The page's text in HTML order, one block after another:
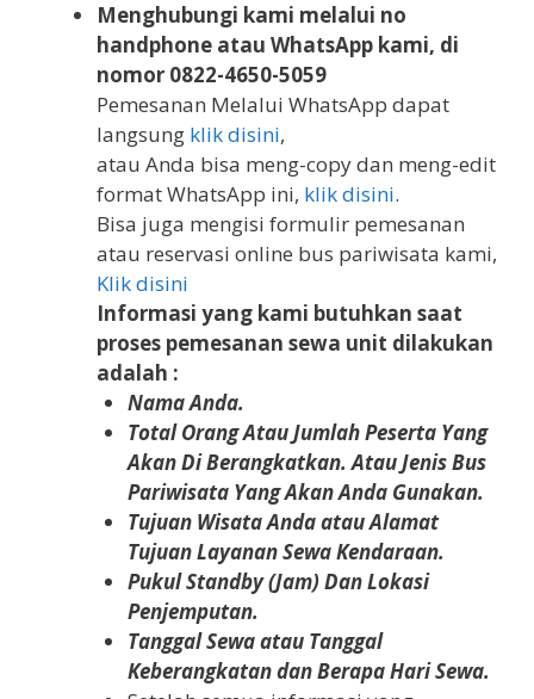
Menghubungi kami melalui no
handphone atau WhatsApp kami, di
nomor 0822-4650-5059
Pemesanan Melalui WhatsApp dapat
langsung klik disini,
atau Anda bisa meng-copy dan meng-edit
format WhatsApp ini, klik disini.
Bisa juga mengisi formulir pemesanan
atau reservasi online bus pariwisata kami,
Klik disini
Informasi yang kami butuhkan saat
proses pemesanan sewa unit dilakukan
adalah :
Nama Anda.
Total Orang Atau Jumlah Peserta Yang
Akan Di Berangkatkan. Atau Jenis Bus
Pariwisata Yang Akan Anda Gunakan.
Tujuan Wisata Anda atau Alamat
Tujuan Layanan Sewa Kendaraan.
Pukul Standby (Jam) Dan Lokasi
Penjemputan.
Tanggal Sewa atau Tanggal
Keberangkatan dan Berapa Hari Sewa.